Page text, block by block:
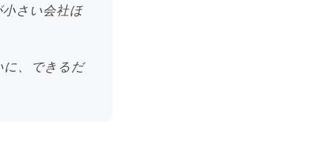
さい会社ほ
、できるだ